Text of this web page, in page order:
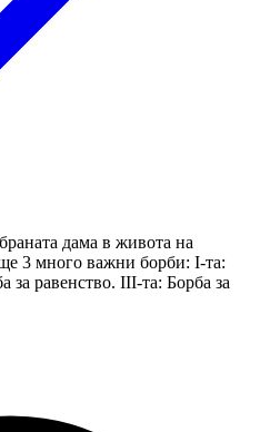
дама в живота на
3 много важни борби: І-та:
равенство. ІІІ-та: Борба за